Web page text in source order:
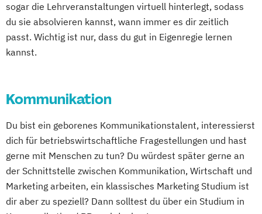
sogar die Lehrveranstaltungen virtuell hinterlegt, sodass
du sie absolvieren kannst, wann immer es dir zeitlich
passt. Wichtig ist nur, dass du gut in Eigenregie lernen
kannst.
Kommunikation
Du bist ein geborenes Kommunikationstalent, interessierst
dich für betriebswirtschaftliche Fragestellungen und hast
gerne mit Menschen zu tun? Du würdest später gerne an
der Schnittstelle zwischen Kommunikation, Wirtschaft und
Marketing arbeiten, ein klassisches Marketing Studium ist
dir aber zu speziell? Dann solltest du über ein Studium in